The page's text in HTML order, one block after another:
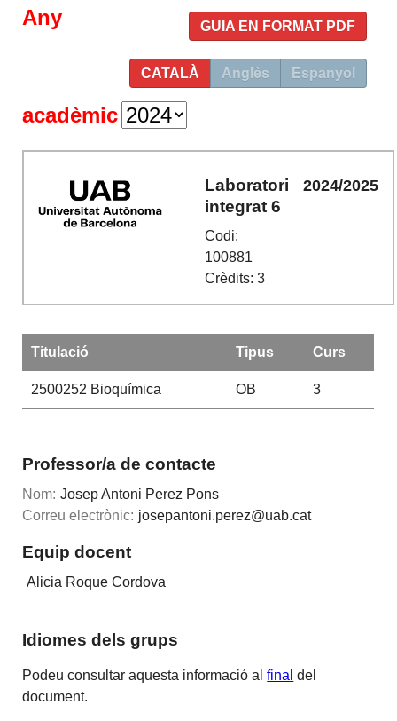
GUIA EN FORMAT PDF
CATALÀ Anglès Espanyol
Any
acadèmic
Laboratori
integrat 6
Codi:
100881
Crèdits: 3
2024/2025
Titulació Tipus Curs
2500252 Bioquímica OB 3
Professor/a de contacte
Nom: Josep Antoni Perez Pons
Correu electrònic: josepantoni.perez@uab.cat
Equip docent
Alicia Roque Cordova
Idiomes dels grups
Podeu consultar aquesta informació alfinal del
document.